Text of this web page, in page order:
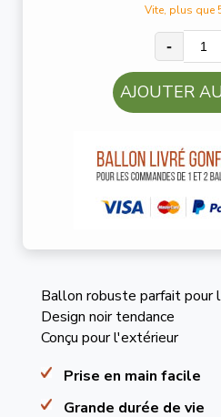
Vite, plus que
-
AJOUTER
Ballon robuste parfait pour
Design noir tendance
Conçu pour l'extérieur
Prise en main facile
Grande durée de vie